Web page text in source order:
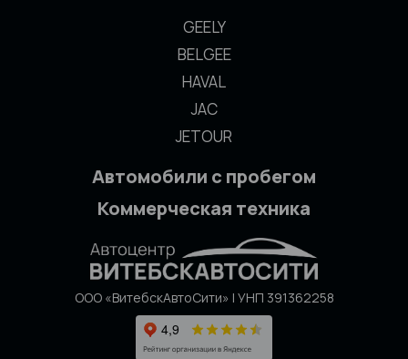
GEELY
BELGEE
HAVAL
JAC
JETOUR
Автомобили с пробегом
Коммерческая техника
ООО «ВитебскАвтоСити» | УНП 391362258